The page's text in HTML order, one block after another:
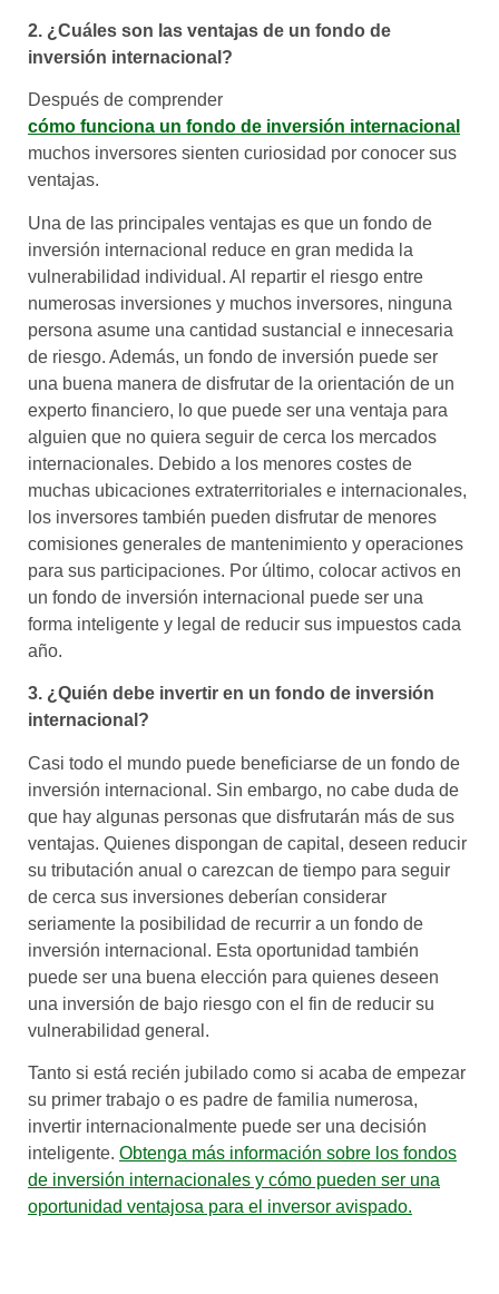
2. ¿Cuáles son las ventajas de un fondo de
inversión internacional?
Después de comprender
cómo funciona un fondo de inversión internacional
muchos inversores sienten curiosidad por conocer sus
ventajas.
Una de las principales ventajas es que un fondo de
inversión internacional reduce en gran medida la
vulnerabilidad individual. Al repartir el riesgo entre
numerosas inversiones y muchos inversores, ninguna
persona asume una cantidad sustancial e innecesaria
de riesgo. Además, un fondo de inversión puede ser
una buena manera de disfrutar de la orientación de un
experto financiero, lo que puede ser una ventaja para
alguien que no quiera seguir de cerca los mercados
internacionales. Debido a los menores costes de
muchas ubicaciones extraterritoriales e internacionales,
los inversores también pueden disfrutar de menores
comisiones generales de mantenimiento y operaciones
para sus participaciones. Por último, colocar activos en
un fondo de inversión internacional puede ser una
forma inteligente y legal de reducir sus impuestos cada
año.
3. ¿Quién debe invertir en un fondo de inversión
internacional?
Casi todo el mundo puede beneficiarse de un fondo de
inversión internacional. Sin embargo, no cabe duda de
que hay algunas personas que disfrutarán más de sus
ventajas. Quienes dispongan de capital, deseen reducir
su tributación anual o carezcan de tiempo para seguir
de cerca sus inversiones deberían considerar
seriamente la posibilidad de recurrir a un fondo de
inversión internacional. Esta oportunidad también
puede ser una buena elección para quienes deseen
una inversión de bajo riesgo con el fin de reducir su
vulnerabilidad general.
Tanto si está recién jubilado como si acaba de empezar
su primer trabajo o es padre de familia numerosa,
invertir internacionalmente puede ser una decisión
inteligente. Obtenga más información sobre los fondos
de inversión internacionales y cómo pueden ser una
oportunidad ventajosa para el inversor avispado.